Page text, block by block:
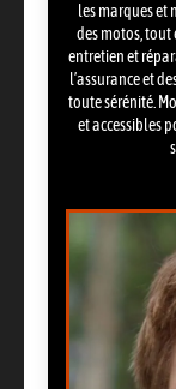
les marques et
des motos,
entretien et
l’assurance et
toute sérénité.
et accessibles